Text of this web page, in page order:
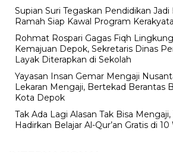
Supian Suri Tegaskan Pendidikan Jadi
Ramah Siap Kawal Program
Rohmat Rospari Gagas Fiqh
Kemajuan Depok, Sekretaris Dinas
Layak Diterapkan di Sekolah
Yayasan Insan Gemar Mengaji
Lekaran Mengaji, Bertekad Berantas
Kota Depok
Tak Ada Lagi Alasan Tak Bisa Mengaji,
Hadirkan Belajar Al-Qur’an Gratis di